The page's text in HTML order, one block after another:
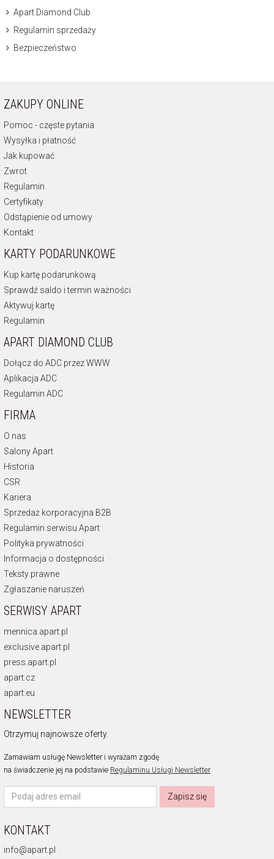
Apart Diamond Club
Regulamin sprzedaży
Bezpieczeństwo
ZAKUPY ONLINE
Pomoc - częste pytania
Wysyłka i płatność
Jak kupować
Zwrot
Regulamin
Certyfikaty
Odstąpienie od umowy
Kontakt
KARTY PODARUNKOWE
Kup kartę podarunkową
Sprawdź saldo i termin ważności
Aktywuj kartę
Regulamin
APART DIAMOND CLUB
Dołącz do ADC przez WWW
Aplikacja ADC
Regulamin ADC
FIRMA
O nas
Salony Apart
Historia
CSR
Kariera
Sprzedaż korporacyjna B2B
Regulamin serwisu Apart
Polityka prywatności
Informacja o dostępności
Teksty prawne
Zgłaszanie naruszeń
SERWISY APART
mennica.apart.pl
exclusive.apart.pl
press.apart.pl
apart.cz
apart.eu
NEWSLETTER
Otrzymuj najnowsze oferty.
Zamawiam usługę Newsletter i wyrażam zgodę
na świadczenie jej na podstawie Regulaminu Usługi Newsletter
Zapisz się
KONTAKT
info@apart.pl